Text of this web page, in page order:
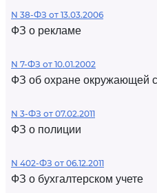
N 38-ФЗ от 13.03.2006
ФЗ о рекламе
N 7-ФЗ от 10.01.2002
ФЗ об охране окружающей
N 3-ФЗ от 07.02.2011
ФЗ о полиции
N 402-ФЗ от 06.12.2011
ФЗ о бухгалтерском учете